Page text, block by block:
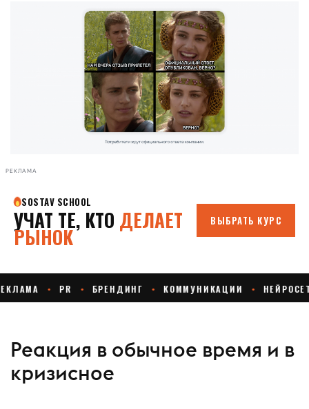
РЕКЛАМА
Реакция в обычное время и в
кризисное